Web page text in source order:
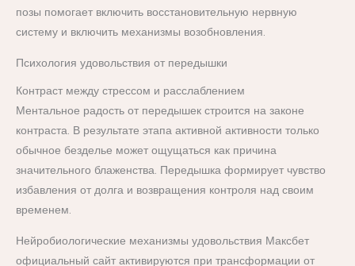
позы помогает включить восстановительную нервную
систему и включить механизмы возобновления.
Психология удовольствия от передышки
Контраст между стрессом и расслаблением
Ментальное радость от передышек строится на законе
контраста. В результате этапа активной активности только
обычное безделье может ощущаться как причина
значительного блаженства. Передышка формирует чувство
избавления от долга и возвращения контроля над своим
временем.
Нейробиологические механизмы удовольствия Максбет
официальный сайт активируются при трансформации от